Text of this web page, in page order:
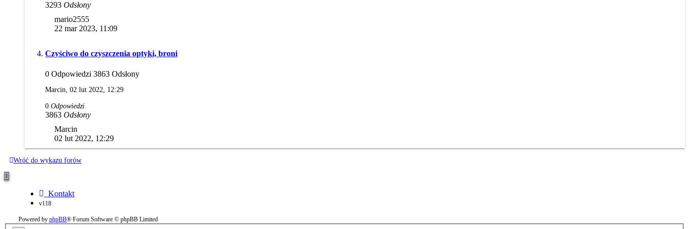
3293 Odsłony
mario2555
22 mar 2023, 11:09
Czyściwo do czyszczenia optyki, broni
0 Odpowiedzi 3863 Odsłony
Marcin, 02 lut 2022, 12:29
0 Odpowiedzi
3863 Odsłony
Marcin
02 lut 2022, 12:29
Wróć do wykazu forów
Kontakt
v118
Powered by phpBB® Forum Software © phpBB Limited